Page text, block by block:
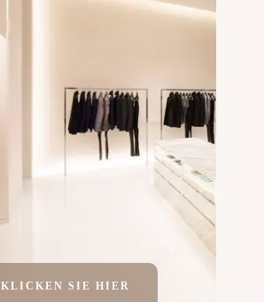
KLICKEN SIE HIER